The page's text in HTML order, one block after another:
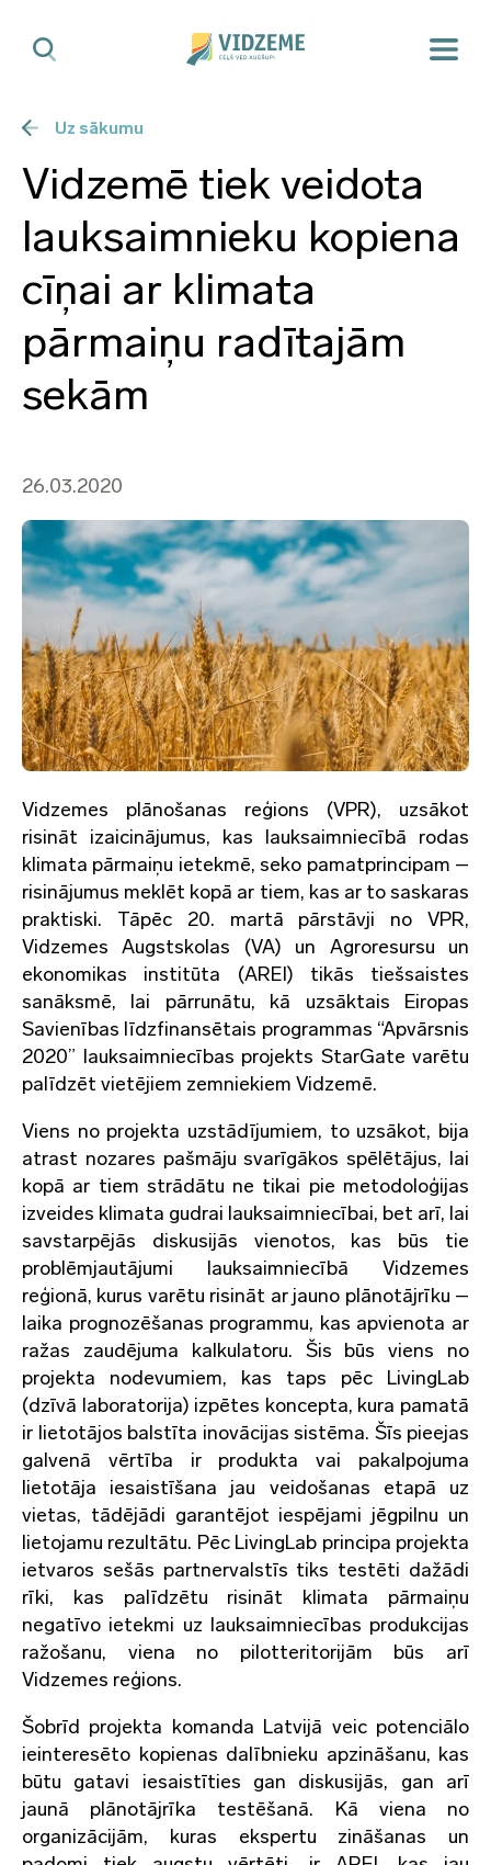
Uz sākumu
Vidzemē tiek veidota
lauksaimnieku kopiena
cīņai ar klimata
pārmaiņu radītajām
sekām
26.03.2020
Vidzemes plānošanas reģions (VPR), uzsākot
risināt izaicinājumus, kas lauksaimniecībā rodas
klimata pārmaiņu ietekmē, seko pamatprincipam –
risinājumus meklēt kopā ar tiem, kas ar to saskaras
praktiski. Tāpēc 20. martā pārstāvji no VPR,
Vidzemes Augstskolas (VA) un Agroresursu un
ekonomikas institūta (AREI) tikās tiešsaistes
sanāksmē, lai pārrunātu, kā uzsāktais Eiropas
Savienības līdzfinansētais programmas “Apvārsnis
2020” lauksaimniecības projekts StarGate varētu
palīdzēt vietējiem zemniekiem Vidzemē.
Viens no projekta uzstādījumiem, to uzsākot, bija
atrast nozares pašmāju svarīgākos spēlētājus, lai
kopā ar tiem strādātu ne tikai pie metodoloģijas
izveides klimata gudrai lauksaimniecībai, bet arī, lai
savstarpējās diskusijās vienotos, kas būs tie
problēmjautājumi lauksaimniecībā Vidzemes
reģionā, kurus varētu risināt ar jauno plānotājrīku –
laika prognozēšanas programmu, kas apvienota ar
ražas zaudējuma kalkulatoru. Šis būs viens no
projekta nodevumiem, kas taps pēc LivingLab
(dzīvā laboratorija) izpētes koncepta, kura pamatā
ir lietotājos balstīta inovācijas sistēma. Šīs pieejas
galvenā vērtība ir produkta vai pakalpojuma
lietotāja iesaistīšana jau veidošanas etapā uz
vietas, tādējādi garantējot iespējami jēgpilnu un
lietojamu rezultātu. Pēc LivingLab principa projekta
ietvaros sešās partnervalstīs tiks testēti dažādi
rīki, kas palīdzētu risināt klimata pārmaiņu
negatīvo ietekmi uz lauksaimniecības produkcijas
ražošanu, viena no pilotteritorijām būs arī
Vidzemes reģions.
Šobrīd projekta komanda Latvijā veic potenciālo
ieinteresēto kopienas dalībnieku apzināšanu, kas
būtu gatavi iesaistīties gan diskusijās, gan arī
jaunā plānotājrīka testēšanā. Kā viena no
organizācijām, kuras ekspertu zināšanas un